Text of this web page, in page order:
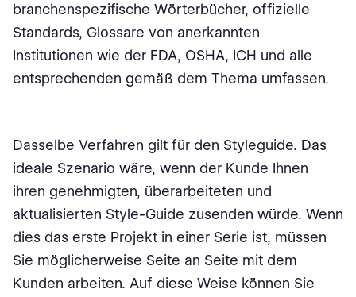
branchenspezifische Wörterbücher, offizielle
Standards, Glossare von anerkannten
Institutionen wie der FDA, OSHA, ICH und alle
entsprechenden gemäß dem Thema umfassen.
Dasselbe Verfahren gilt für den Styleguide. Das
ideale Szenario wäre, wenn der Kunde Ihnen
ihren genehmigten, überarbeiteten und
aktualisierten Style-Guide zusenden würde. Wenn
dies das erste Projekt in einer Serie ist, müssen
Sie möglicherweise Seite an Seite mit dem
Kunden arbeiten. Auf diese Weise können Sie